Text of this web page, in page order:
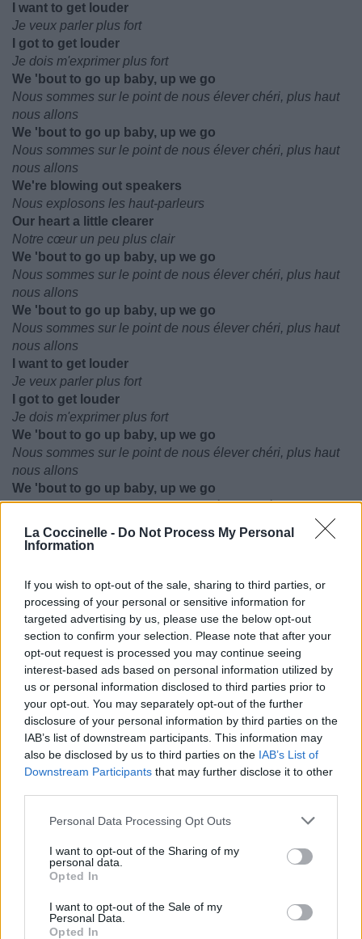
La Coccinelle - Do Not Process My Personal
Information
If you wish to opt-out of the sale, sharing to third parties, or
processing of your personal or sensitive information for
targeted advertising by us, please use the below opt-out
section to confirm your selection. Please note that after your
opt-out request is processed you may continue seeing
interest-based ads based on personal information utilized by
us or personal information disclosed to third parties prior to
your opt-out. You may separately opt-out of the further
disclosure of your personal information by third parties on the
IAB’s list of downstream participants. This information may
also be disclosed by us to third parties on the IAB’s List of
Downstream Participants that may further disclose it to other
Personal Data Processing Opt Outs
I want to opt-out of the Sharing of my
personal data.
Opted In
I want to opt-out of the Sale of my
Personal Data.
Opted In
I want to get louder
Je veux parler plus fort
I got to get louder
Je dois m'exprimer plus fort
We 'bout to go up baby, up we go
Nous sommes sur le point de nous élever chéri, plus haut
nous allons
We 'bout to go up baby, up we go
Nous sommes sur le point de nous élever chéri, plus haut
nous allons
We're blowing out speakers
Nous explosons les haut-parleurs
Our heart a little clearer
Notre cœur un peu plus clair
We 'bout to go up baby, up we go
Nous sommes sur le point de nous élever chéri, plus haut
nous allons
We 'bout to go up baby, up we go
Nous sommes sur le point de nous élever chéri, plus haut
nous allons
I want to get louder
Je veux parler plus fort
I got to get louder
Je dois m'exprimer plus fort
We 'bout to go up baby, up we go
Nous sommes sur le point de nous élever chéri, plus haut
nous allons
We 'bout to go up baby, up we go
Nous sommes sur le point de nous élever chéri, plus haut
We're blowing out speakers
Notre cœur un peu plus clair
We 'bout to go up baby, up we go
Nous sommes sur le point de nous élever chéri, plus haut
nous allons
We 'bout to go up baby, up we go
Nous sommes sur le point de nous élever chéri, plus haut
nous allons
For worst or for better
Pour le pire ou le meilleur
In capital letters